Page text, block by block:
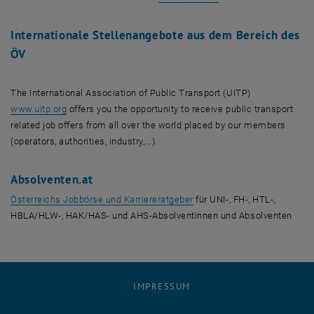
Internationale Stellenangebote aus dem Bereich des
ÖV
The International Association of Public Transport (UITP)
www.uitp.org, öffnet eine externe URL in einem neuen Fenster
offers you the opportunity to receive public transport
related job offers from all over the world placed by our members
(operators, authorities, industry,...).
Absolventen.at
Österreichs Jobbörse und Karriereratgeber, öffnet eine externe URL in
für UNI-, FH-, HTL-,
HBLA/HLW-, HAK/HAS- und AHS-Absolventinnen und Absolventen
IMPRESSUM